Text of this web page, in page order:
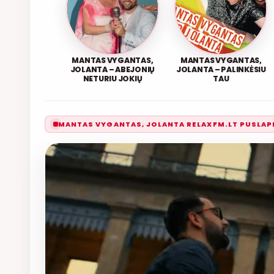
MANTAS VYGANTAS,
JOLANTA – ABEJONIŲ
NETURIU JOKIŲ
MANTAS VYGANTAS,
JOLANTA – PALINKĖSIU
TAU
MANTAS VYGANTAS, JOLANTA RELAXFM.LT